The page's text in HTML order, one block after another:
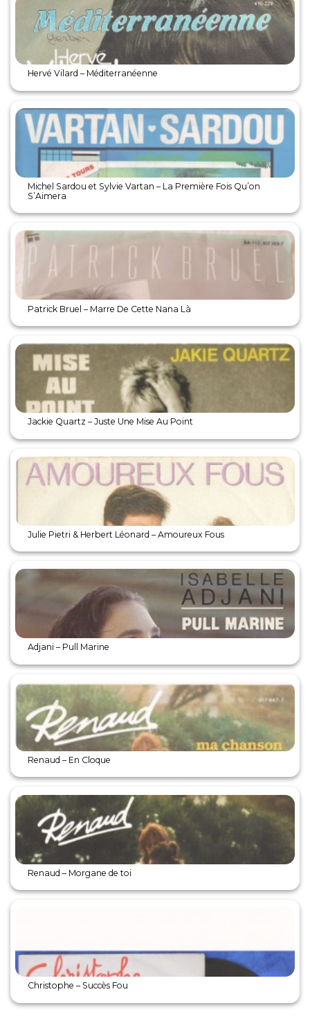
Hervé Vilard – Méditerranéenne
Michel Sardou et Sylvie Vartan – La Première Fois Qu’on
S’Aimera
Patrick Bruel – Marre De Cette Nana Là
Jackie Quartz – Juste Une Mise Au Point
Julie Pietri & Herbert Léonard – Amoureux Fous
Adjani – Pull Marine
Renaud – En Cloque
Renaud – Morgane de toi
Christophe – Succès Fou